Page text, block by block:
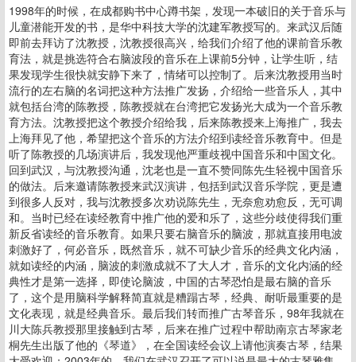
1998年的时候，在成都购书中心蹲书架，发现一本破旧的关于音乐与
儿童潜能开发的书，是华中科技大学的沈建军教授写的。来武汉后随
即前去拜访了沈教授，沈教授很高兴，给我们介绍了他的课前音乐教
育法，就是挑选符合右脑波段的音乐在上课前5分钟，让学生听，结
果发现学生很快就安静下来了，情绪可以控制了。后来沈教授用当时
流行的左右脑的名词把这种方法推广发扬，介绍给一些音乐人，其中
就包括台湾的陈教授，陈教授就在台湾把它发扬光大成为一个音乐教
育方法。沈教授把这个教授介绍给我，后来陈教授来上海推广，我去
上海拜见了他，希望把这个音乐的方法介绍到读经音乐教育中。但是
听了陈教授的几场演讲后，我发现他严重歧视中国音乐和中国文化。
回到武汉，与沈教授沟通，沈老也是一直不赞同陈先生轻视中国音乐
的做法。后来邀请陈教授来武汉演讲，包括到武汉音乐学院，更是遭
到很多人反对，我与沈教授多次劝说陈先生，无奈愈劝愈反，无可调
和。当时已经在读经教育中推广他的爱和乐了，这些分歧使得我们重
新反省读经的音乐教育。如果只要右脑音乐的脑波，那就直接用电波
刺激好了，何必音乐，既然音乐，就不可缺少音乐的经典文化内涵，
就如读经的内涵，脑波的刺激成就不了大人才，音乐的文化内涵的经
典性才是第一选择，即使论脑波，中国的古琴恐怕是最右脑的音乐
了，这个是用脑科学解释简直就是糟蹋古琴，经典、耐听最重要的是
文化表现，就是经典音乐。最后我们转而推广古琴音乐，98年我就在
川大陈兵教授那里接触到古琴，后来在推广过程中帮助南京古琴家老
桐先生出版了他的《琴道》，在全国读经会议上请他演奏古琴，结果